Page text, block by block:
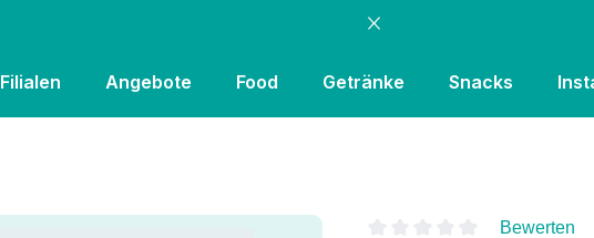
Filialen Angebote Food Getränke Snacks
Bewerten